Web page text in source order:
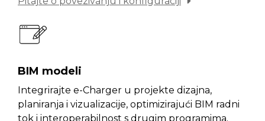
BIM modeli
Integrirajte e-Charger u projekte dizajna,
planiranja i vizualizacije, optimizirajući BIM radni
tok i interoperabilnost s drugim programima.